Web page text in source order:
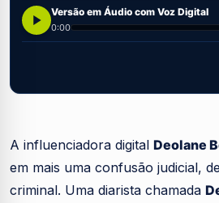
Versão em Áudio com Voz Digital
0:00
A influenciadora digital Deolane
em mais uma confusão judicial,
criminal. Uma diarista chamada